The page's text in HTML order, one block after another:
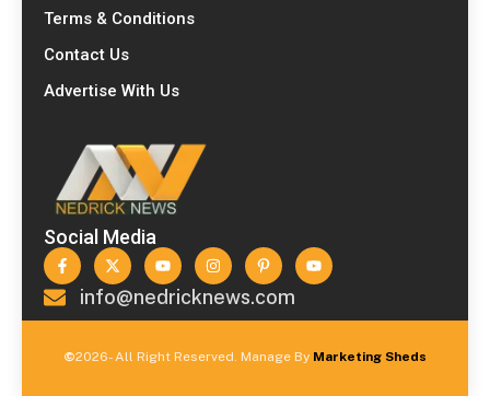
Terms & Conditions
Contact Us
Advertise With Us
Social Media
info@nedricknews.com
©2026- All Right Reserved. Manage By Marketing Sheds